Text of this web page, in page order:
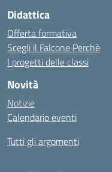
Didattica
Offerta formativa
Scegli il Falcone Perchè
I progetti delle classi
Novità
Notizie
Calendario eventi
Tutti gli argomenti